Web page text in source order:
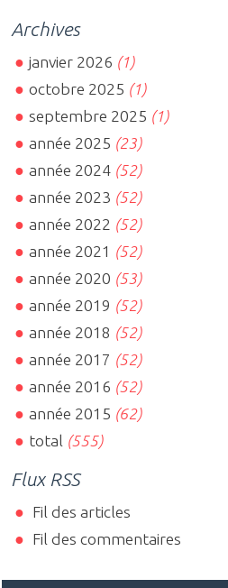
Archives
janvier 2026 (1)
octobre 2025 (1)
septembre 2025 (1)
année 2025 (23)
année 2024 (52)
année 2023 (52)
année 2022 (52)
année 2021 (52)
année 2020 (53)
année 2019 (52)
année 2018 (52)
année 2017 (52)
année 2016 (52)
année 2015 (62)
total (555)
Flux RSS
Fil des articles
Fil des commentaires